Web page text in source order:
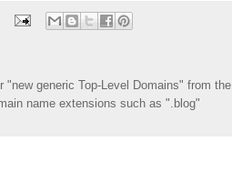
"new generic Top-Level Domains" from the
name extensions such as ".blog"